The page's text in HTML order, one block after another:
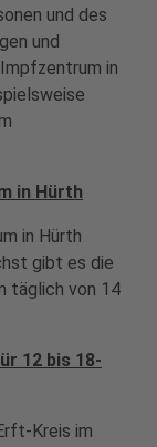
und des
und
in
in Hürth
in Hürth
gibt es die
täglich von 14
12 bis 18-
Kreis im